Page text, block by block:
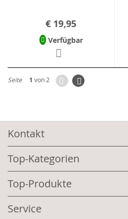
€ 19,95
Verfügbar
Seite 1 von 2 ZurückSeite
Weiter
Kontakt
Top-Kategorien
Top-Produkte
Service